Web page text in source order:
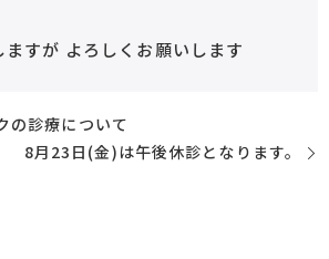
すが よろしくお願いします
の診療について
8月23日(金)は午後休診となります。